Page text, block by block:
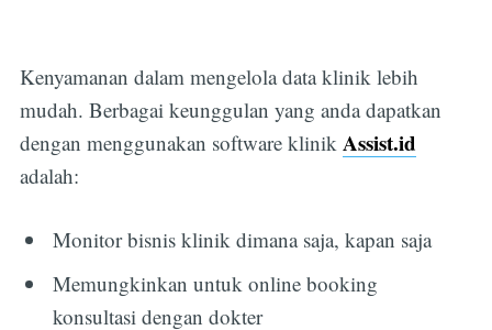
Kenyamanan dalam mengelola data klinik lebih
mudah. Berbagai keunggulan yang anda dapatkan
dengan menggunakan software klinik Assist.id
adalah:
Monitor bisnis klinik dimana saja, kapan saja
Memungkinkan untuk online booking
konsultasi dengan dokter